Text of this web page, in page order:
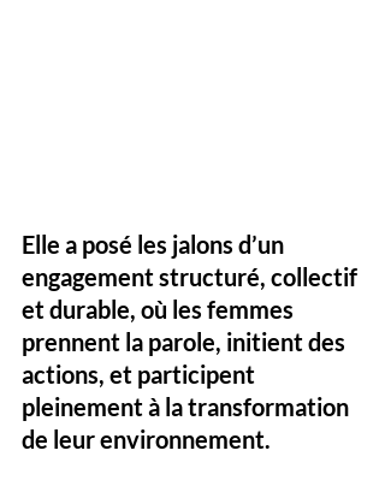
Elle a posé les jalons d’un
engagement structuré, collectif
et durable, où les femmes
prennent la parole, initient des
actions, et participent
pleinement à la transformation
de leur environnement.